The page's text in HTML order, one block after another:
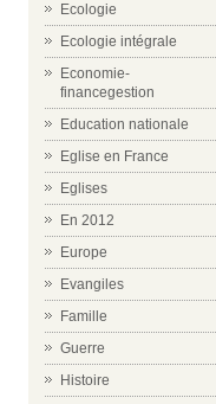
Ecologie
Ecologie intégrale
Economie-
financegestion
Education nationale
Eglise en France
Eglises
En 2012
Europe
Evangiles
Famille
Guerre
Histoire